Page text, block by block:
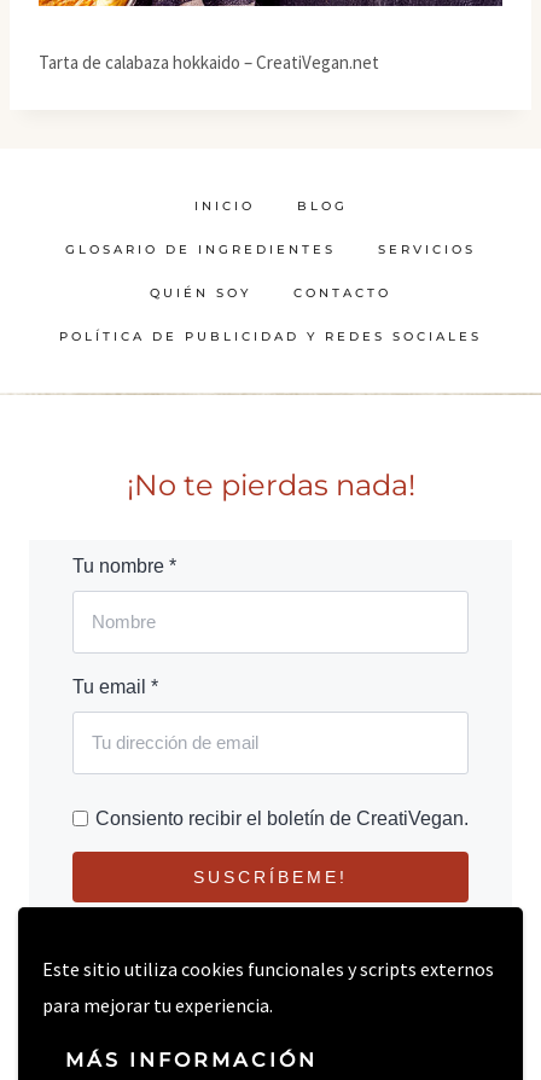
Este sitio utiliza cookies funcionales y scripts externos
para mejorar tu experiencia.
MÁS INFORMACIÓN
Tarta de calabaza hokkaido – CreatiVegan.net
INICIO BLOG
GLOSARIO DE INGREDIENTES SERVICIOS
QUIÉN SOY CONTACTO
POLÍTICA DE PUBLICIDAD Y REDES SOCIALES
¡No te pierdas nada!
Tu nombre *
Tu email *
Consiento recibir el boletín de CreatiVegan.
SUSCRÍBEME!